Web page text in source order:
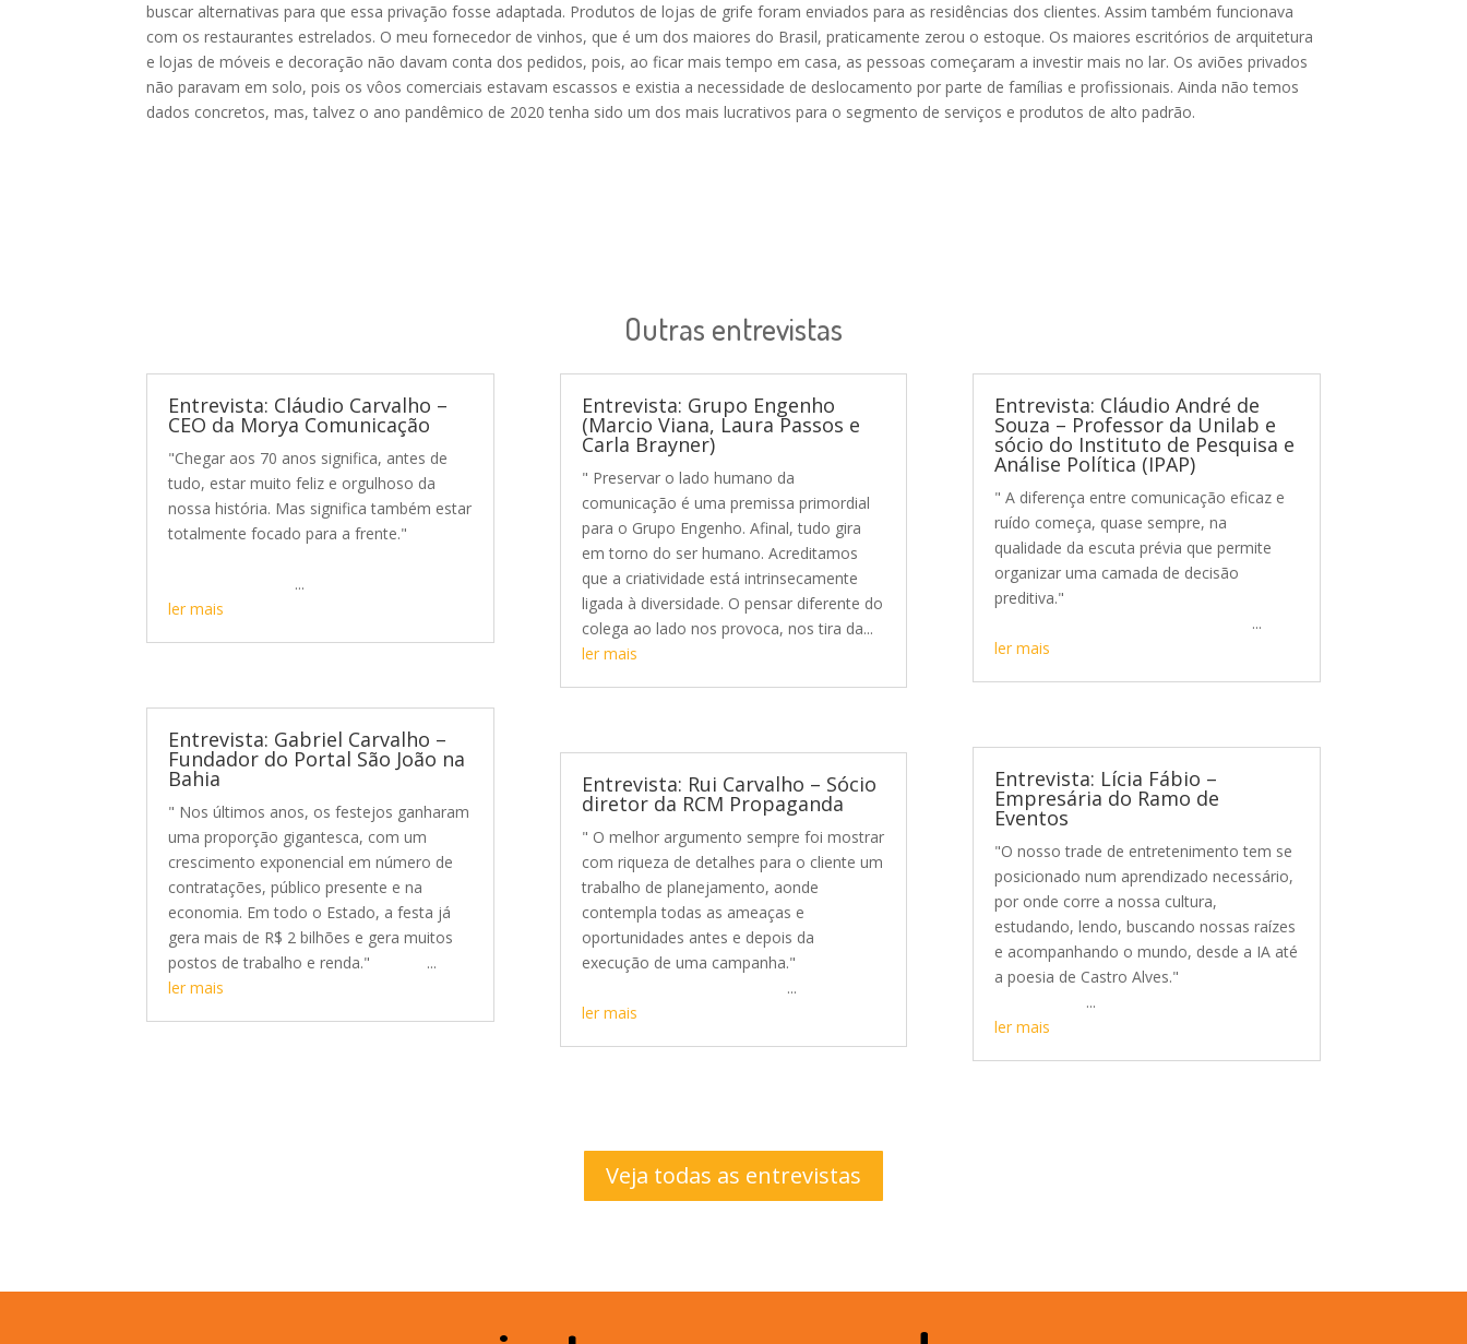
buscar alternativas para que essa privação fosse adaptada. Produtos de lojas de grife foram enviados para as residências dos clientes. Assim também funcionava
com os restaurantes estrelados. O meu fornecedor de vinhos, que é um dos maiores do Brasil, praticamente zerou o estoque. Os maiores escritórios de arquitetura
e lojas de móveis e decoração não davam conta dos pedidos, pois, ao ficar mais tempo em casa, as pessoas começaram a investir mais no lar. Os aviões privados
não paravam em solo, pois os vôos comerciais estavam escassos e existia a necessidade de deslocamento por parte de famílias e profissionais. Ainda não temos
dados concretos, mas, talvez o ano pandêmico de 2020 tenha sido um dos mais lucrativos para o segmento de serviços e produtos de alto padrão.
Outras entrevistas
Entrevista: Cláudio Carvalho –
CEO da Morya Comunicação
"Chegar aos 70 anos significa, antes de
tudo, estar muito feliz e orgulhoso da
nossa história. Mas significa também estar
totalmente focado para a frente."
...
ler mais
Entrevista: Gabriel Carvalho –
Fundador do Portal São João na
Bahia
" Nos últimos anos, os festejos ganharam
uma proporção gigantesca, com um
crescimento exponencial em número de
contratações, público presente e na
economia. Em todo o Estado, a festa já
gera mais de R$ 2 bilhões e gera muitos
postos de trabalho e renda." ...
ler mais
Entrevista: Grupo Engenho
(Marcio Viana, Laura Passos e
Carla Brayner)
" Preservar o lado humano da
comunicação é uma premissa primordial
para o Grupo Engenho. Afinal, tudo gira
em torno do ser humano. Acreditamos
que a criatividade está intrinsecamente
ligada à diversidade. O pensar diferente do
colega ao lado nos provoca, nos tira da...
ler mais
Entrevista: Rui Carvalho – Sócio
diretor da RCM Propaganda
" O melhor argumento sempre foi mostrar
com riqueza de detalhes para o cliente um
trabalho de planejamento, aonde
contempla todas as ameaças e
oportunidades antes e depois da
execução de uma campanha."
...
ler mais
Entrevista: Cláudio André de
Souza – Professor da Unilab e
sócio do Instituto de Pesquisa e
Análise Política (IPAP)
" A diferença entre comunicação eficaz e
ruído começa, quase sempre, na
qualidade da escuta prévia que permite
organizar uma camada de decisão
preditiva."
...
ler mais
Entrevista: Lícia Fábio –
Empresária do Ramo de
Eventos
"O nosso trade de entretenimento tem se
posicionado num aprendizado necessário,
por onde corre a nossa cultura,
estudando, lendo, buscando nossas raízes
e acompanhando o mundo, desde a IA até
a poesia de Castro Alves."
...
ler mais
Veja todas as entrevistas